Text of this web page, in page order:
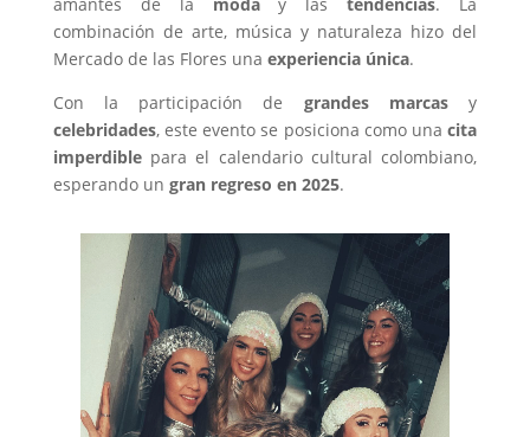
amantes de la moday lastendencias. La
combinación de arte, música y naturaleza hizo del
Mercado de las Flores una experiencia única.
Con la participación de grandes marcasy
celebridades, este evento se posiciona como unacita
imperdiblepara el calendario cultural colombiano,
esperando un gran regreso en 2025.